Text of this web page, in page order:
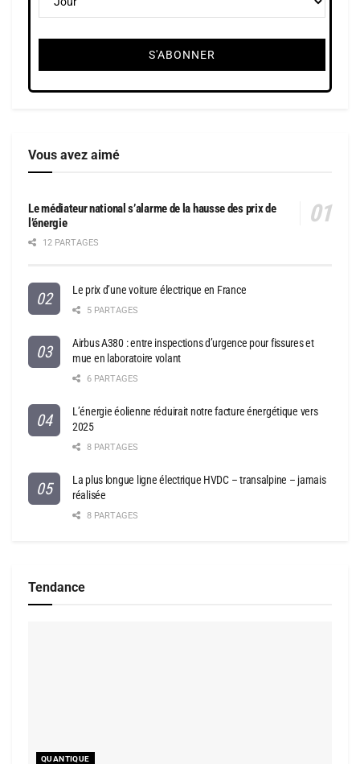
Vous avez aimé
Le médiateur national s’alarme de la hausse des prix de
l’énergie
12 PARTAGES
Le prix d’une voiture électrique en France
5 PARTAGES
Airbus A380 : entre inspections d’urgence pour fissures et
mue en laboratoire volant
6 PARTAGES
L’énergie éolienne réduirait notre facture énergétique vers
2025
8 PARTAGES
La plus longue ligne électrique HVDC – transalpine – jamais
réalisée
8 PARTAGES
Tendance
QUANTIQUE